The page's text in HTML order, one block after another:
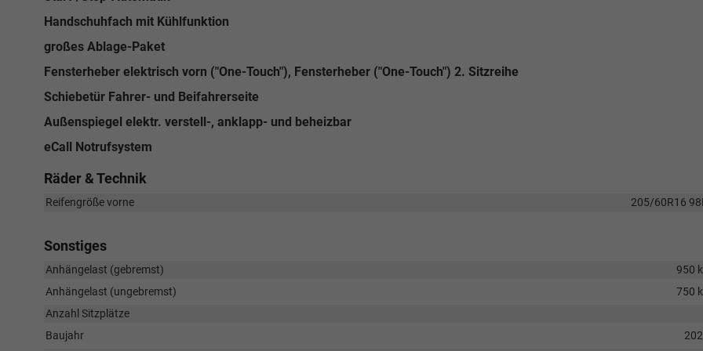
Handschuhfach mit Kühlfunktion
großes Ablage-Paket
Fensterheber elektrisch vorn ("One-Touch"), Fensterheber ("One-Touch") 2. Sitzreihe
Schiebetür Fahrer- und Beifahrerseite
Außenspiegel elektr. verstell-, anklapp- und beheizbar
eCall Notrufsystem
Räder & Technik
Reifengröße vorne 205/60R16
Sonstiges
Anhängelast (gebremst)
950
Anhängelast (ungebremst)
750
Anzahl Sitzplätze
Baujahr